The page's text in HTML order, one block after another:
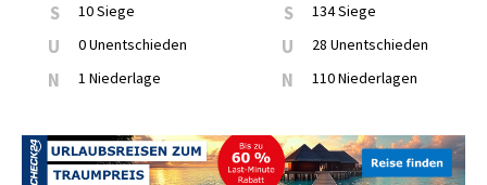
S 10 Siege
U 0 Unentschieden
N 1 Niederlage
S 134 Siege
U 28 Unentschieden
N 110 Niederlagen